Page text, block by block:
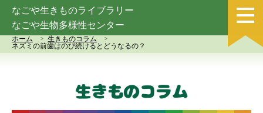
なごや生きものライブラリー
なごや生物多様性センター
ホーム
生きものコラム
ネズミの前歯はのび続けるとどうなるの？
生きものコラム